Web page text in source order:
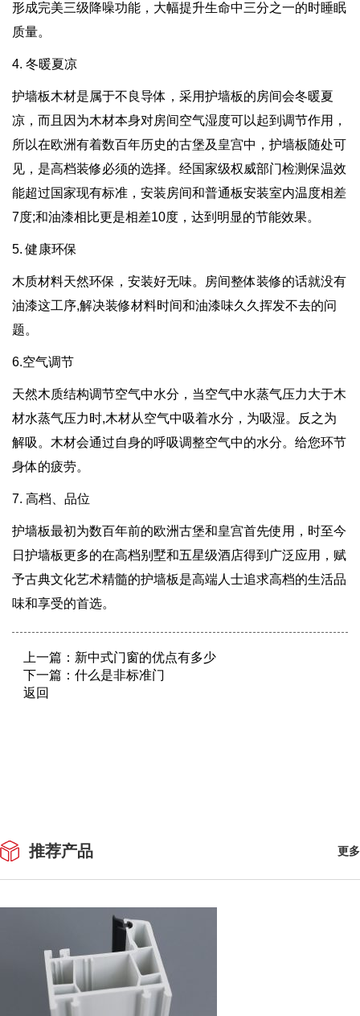
形成完美三级降噪功能，大幅提升生命中三分之一的时睡眠
质量。
4. 冬暖夏凉
护墙板木材是属于不良导体，采用护墙板的房间会冬暖夏
凉，而且因为木材本身对房间空气湿度可以起到调节作用，
所以在欧洲有着数百年历史的古堡及皇宫中，护墙板随处可
见，是高档装修必须的选择。经国家级权威部门检测保温效
能超过国家现有标准，安装房间和普通板安装室内温度相差
7度;和油漆相比更是相差10度，达到明显的节能效果。
5. 健康环保‍
木质材料天然环保，安装好无味。房间整体装修的话就没有
油漆这工序,解决装修材料时间和油漆味久久挥发不去的问
题。
6.空气调节
天然木质结构调节空气中水分，当空气中水蒸气压力大于木
材水蒸气压力时,木材从空气中吸着水分，为吸湿。反之为
解吸。木材会通过自身的呼吸调整空气中的水分。给您环节
身体的疲劳。
7. 高档、品位
护墙板最初为数百年前的欧洲古堡和皇宫首先使用，时至今
日护墙板更多的在高档别墅和五星级酒店得到广泛应用，赋
予古典文化艺术精髓的护墙板是高端人士追求高档的生活品
味和享受的首选。
上一篇： 新中式门窗的优点有多少
下一篇： 什么是非标准门
返回
推荐产品 更多